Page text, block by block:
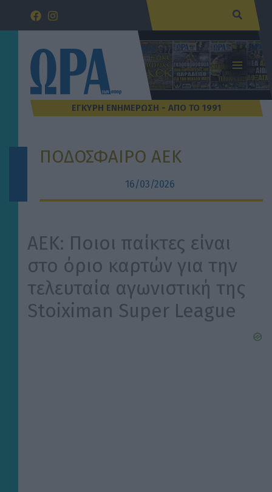
Μετάβαση
ΠΟΔΟΣΦΑΙΡΟ ΑΕΚ
16/03/2026
ΑΕΚ: Ποιοι παίκτες είναι
στο όριο καρτών για την
τελευταία αγωνιστική της
Stoiximan Super League